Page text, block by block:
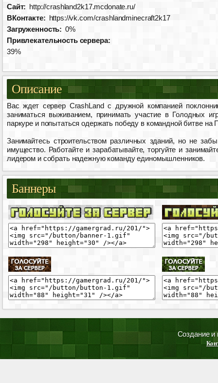
Сайт: http://crashland2k17.mcdonate.ru/
ВКонтакте: https://vk.com/crashlandminecraft2k17
Загруженность: 0%
Привлекательность сервера:
39%
Описание
Вас ждет сервер CrashLand с дружной компанией
заниматься выживанием, принимать участие в Голодных
паркуре и попытаться одержать победу в командной битве на
Занимайтесь строительством различных зданий, но не
имущество. Работайте и зарабатывайте, торгуйте и
лидером и собрать надежную команду единомышленников.
Баннеры
Создание и